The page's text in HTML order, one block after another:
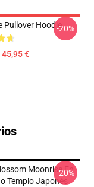
Pullover Hoodie
45,95 €
-20%
Moonrise En
Templo Japonés
-20%